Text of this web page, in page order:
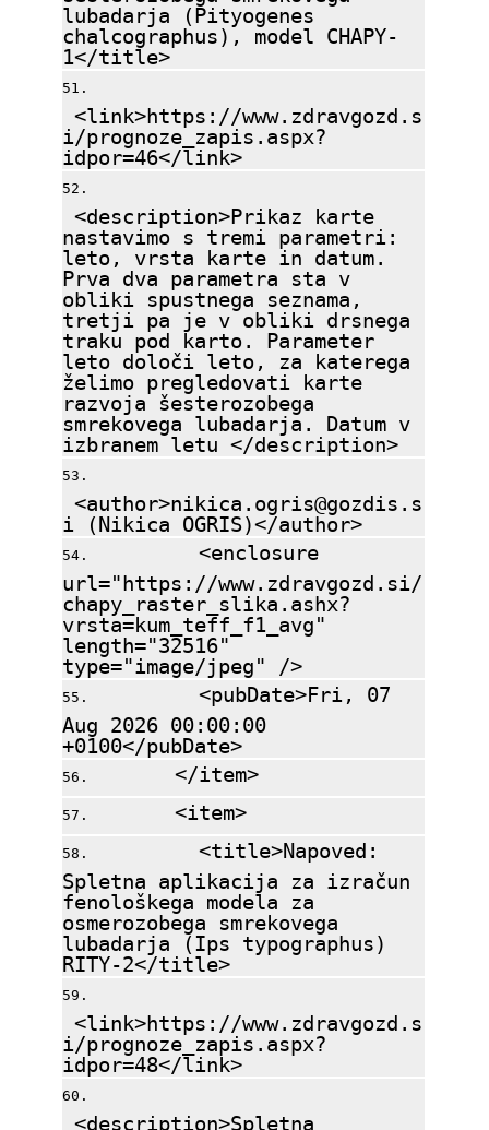
lubadarja (Pityogenes
chalcographus), model CHAPY-
1</title>
<link>https://www.zdravgozd.s
i/prognoze_zapis.aspx?
idpor=46</link>
<description>Prikaz karte
nastavimo s tremi parametri:
leto, vrsta karte in datum.
Prva dva parametra sta v
obliki spustnega seznama,
tretji pa je v obliki drsnega
traku pod karto. Parameter
leto določi leto, za katerega
želimo pregledovati karte
razvoja šesterozobega
smrekovega lubadarja. Datum v
izbranem letu </description>
<author>nikica.ogris@gozdis.s
i (Nikica OGRIS)</author>
<enclosure
url="https://www.zdravgozd.si/
chapy_raster_slika.ashx?
vrsta=kum_teff_f1_avg"
length="32516"
type="image/jpeg" />
<pubDate>Fri, 07
Aug 2026 00:00:00
+0100</pubDate>
</item>
<item>
<title>Napoved:
Spletna aplikacija za izračun
fenološkega modela za
osmerozobega smrekovega
lubadarja (Ips typographus)
RITY-2</title>
<link>https://www.zdravgozd.s
i/prognoze_zapis.aspx?
idpor=48</link>
<description>Spletna